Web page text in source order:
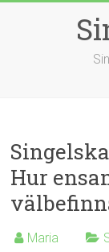
Hur
Maria